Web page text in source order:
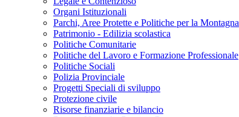
Organi Istituzionali
Parchi, Aree Protette e Politiche per la Montagna
Patrimonio - Edilizia scolastica
Politiche Comunitarie
Politiche del Lavoro e Formazione Professionale
Politiche Sociali
Polizia Provinciale
Progetti Speciali di sviluppo
Protezione civile
Risorse finanziarie e bilancio